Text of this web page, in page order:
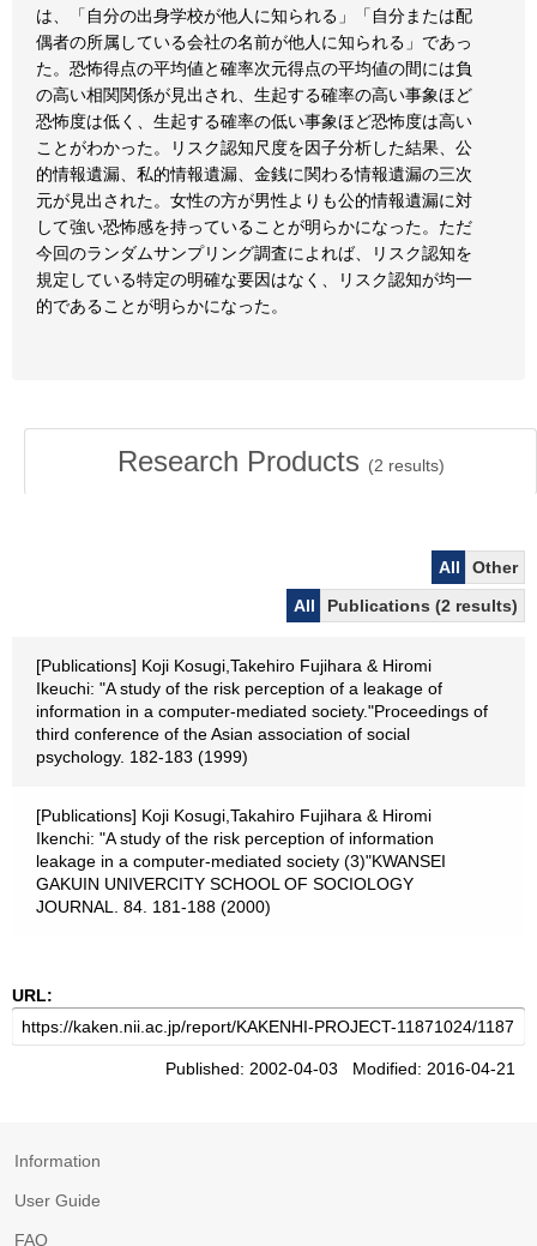
は、「自分の出身学校が他人に知られる」「自分または配
偶者の所属している会社の名前が他人に知られる」であっ
た。恐怖得点の平均値と確率次元得点の平均値の間には負
の高い相関関係が見出され、生起する確率の高い事象ほど
恐怖度は低く、生起する確率の低い事象ほど恐怖度は高い
ことがわかった。リスク認知尺度を因子分析した結果、公
的情報遺漏、私的情報遺漏、金銭に関わる情報遺漏の三次
元が見出された。女性の方が男性よりも公的情報遺漏に対
して強い恐怖感を持っていることが明らかになった。ただ
今回のランダムサンプリング調査によれば、リスク認知を
規定している特定の明確な要因はなく、リスク認知が均一
的であることが明らかになった。
Research Products (2 results)
All
Other
All
Publications (2 results)
[Publications] Koji Kosugi,Takehiro Fujihara & Hiromi
Ikeuchi: "A study of the risk perception of a leakage of
information in a computer-mediated society."Proceedings of
third conference of the Asian association of social
psychology. 182-183 (1999)
[Publications] Koji Kosugi,Takahiro Fujihara & Hiromi
Ikenchi: "A study of the risk perception of information
leakage in a computer-mediated society (3)"KWANSEI
GAKUIN UNIVERCITY SCHOOL OF SOCIOLOGY
JOURNAL. 84. 181-188 (2000)
URL:
Published: 2002-04-03 Modified: 2016-04-21
Information
User Guide
FAQ